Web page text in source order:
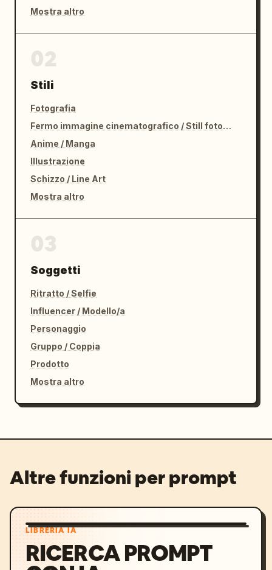
Mostra altro
Stili
Fotografia
Fermo immagine cinematografico / Still fotografico
Anime / Manga
Illustrazione
Schizzo / Line Art
Mostra altro
Soggetti
Ritratto / Selfie
Influencer / Modello/a
Personaggio
Gruppo / Coppia
Prodotto
Mostra altro
Altre funzioni per prompt
LIBRERIA IA
RICERCA PROMPT